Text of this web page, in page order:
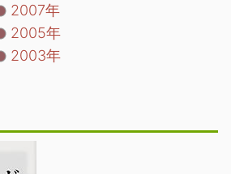
2007年
2005年
2003年